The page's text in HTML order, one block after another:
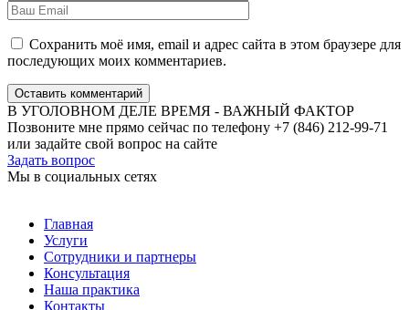
Сохранить моё имя, email и адрес сайта в этом браузере для
последующих моих комментариев.
Оставить комментарий
В УГОЛОВНОМ ДЕЛЕ ВРЕМЯ - ВАЖНЫЙ ФАКТОР
Позвоните мне прямо сейчас по телефону +7 (846) 212-99-71
или задайте свой вопрос на сайте
Задать вопрос
Мы в социальных сетях
Главная
Услуги
Сотрудники и партнеры
Консультация
Наша практика
Контакты